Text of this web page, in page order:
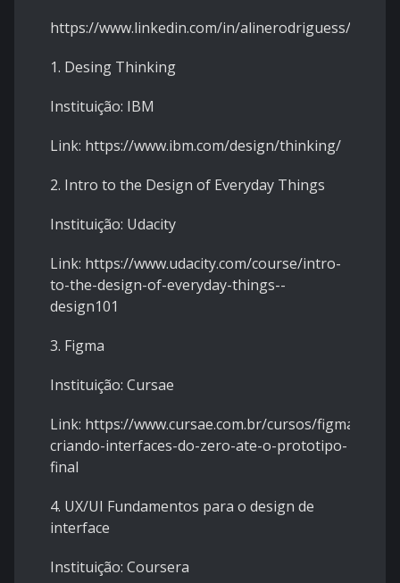
https://www.linkedin.com/in/alinerodriguess/
1. Desing Thinking
Instituição: IBM
Link: https://www.ibm.com/design/thinking/
2. Intro to the Design of Everyday Things
Instituição: Udacity
Link: https://www.udacity.com/course/intro-
to-the-design-of-everyday-things--
design101
3. Figma
Instituição: Cursae
Link: https://www.cursae.com.br/cursos/figma-
criando-interfaces-do-zero-ate-o-prototipo-
final
4. UX/UI Fundamentos para o design de
interface
Instituição: Coursera